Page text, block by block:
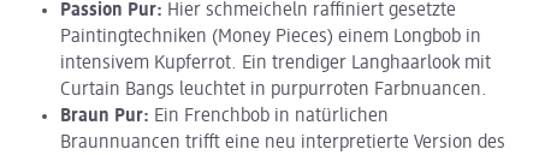
Passion Pur: Hier schmeicheln raffiniert gesetzte
Paintingtechniken (Money Pieces) einem Longbob in
intensivem Kupferrot. Ein trendiger Langhaarlook mit
Curtain Bangs leuchtet in purpurroten Farbnuancen.
Braun Pur: Ein Frenchbob in natürlichen
Braunnuancen trifft eine neu interpretierte Version des